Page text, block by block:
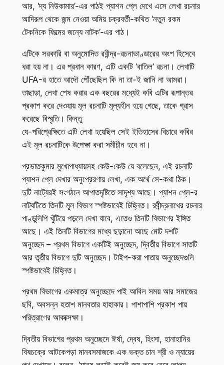
আর, ‘দ্য নিউকামার’-এর পাঠই প্যাশন প্লে দেখে এসে লেখা রচনার
আদিরূপ থেকে জন্ম নেওয়া অমিয় চক্রবর্তী-কথিত ‘নতুন রকম
টেকনিকে ফিল্মের জন্যে নাটক’-এর পাঠ।
এটিকে সরকারি বা অনুমোদিত রবীন্দ্র-রচনাভাণ্ডারের অংশ হিসেবে
ধরা হয় না। এর প্রধান কারণ, এটি একটি ‘বাতিল’ রচনা। লেখাটি
UFA-র হাতে আদৌ পৌঁছেছিল কি না তা-ই জানি না আমরা।
তাছাড়া, লেখা শেষ করার এক বছরের মধ্যেই কবি এটির রূপান্তর
প্রকাশ করে দেওয়ায় মূল রচনাটি মূল্যহীন হয়ে গেছে, তাকে গ্রাস
করেছে বিস্মৃতি। কিন্তু
যে-পরিপ্রেক্ষিতে এটি লেখা হয়েছিল সেই ইতিহাসের বিচারে কবির
এই মূল রচনাটিকে উপেক্ষা করা সমীচীন হবে না।
প্রভাতকুমার মুখোপাধ্যায়সহ কেউ-কেউ যে বলেছেন, এই রচনাটি
প্যাশন প্লে দেখার অনুপ্রেরণায় লেখা, এক অর্থে সে-কথা ঠিক।
দুটি নাট্যেরই সংগঠনে আপাতদৃষ্টিতে সাদৃশ্য আছে। প্যাশন প্লে-র
নাট্যটিতে তিনটি মূল বিভাগ স্পষ্টভাবেই চিহ্নিত। রবীন্দ্রনাথের রচনার
পাণ্ডুলিপি খুঁটিয়ে পড়লে দেখা যাবে, এতেও তিনটি বিভাগের ইঙ্গিত
আছে। এই তিনটি বিভাগের মধ্যে ছড়ানো আছে মোট দশটি
অনুচ্ছেদ – প্রথম বিভাগে একটিই অনুচ্ছেদ, দ্বিতীয় বিভাগে সাতটি
আর তৃতীয় বিভাগে দুটি অনুচ্ছেদ। টাইপ-করা পাতায় অনুচ্ছেদগুলি
স্পষ্টভাবেই চিহ্নিত।
প্রথম বিভাগের একমাত্র অনুচ্ছেদে পাই আবিল সময় আর সমাজের
ছবি, অবসন্ন হতাশ মানবতার হাহাকার। পাশাপাশি প্রকাশ পায়
পরিত্রাণের আকাক্সক্ষা।
দ্বিতীয় বিভাগের প্রথম অনুচ্ছেদে ঈর্ষা, দ্বেষ, হিংসা, হানাহানির
বিষচক্রে আটকেপড়া মানবসমাজকে এক ভক্ত চান শ্রী ও ন্যায়ের